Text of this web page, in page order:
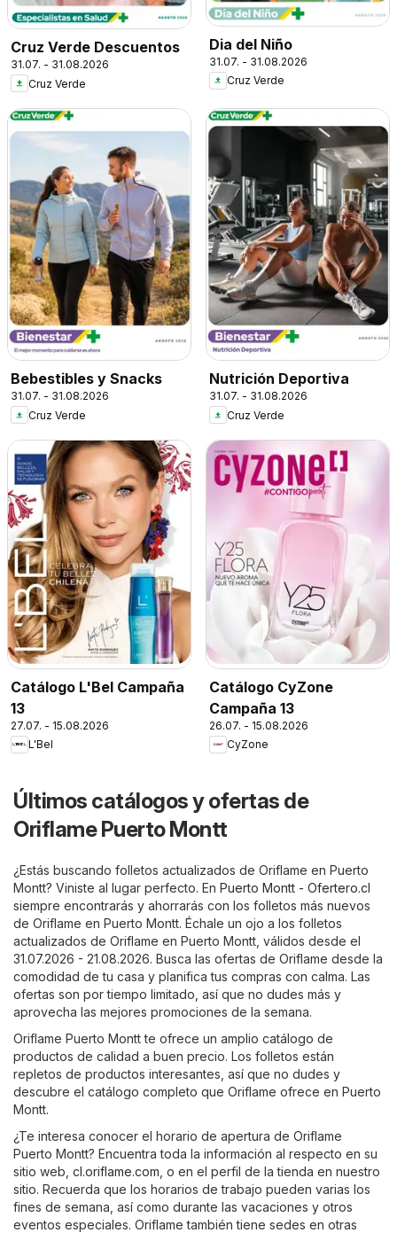
Cruz Verde Descuentos
31.07. - 31.08.2026
Cruz Verde
Dia del Niño
31.07. - 31.08.2026
Cruz Verde
Bebestibles y Snacks
31.07. - 31.08.2026
Cruz Verde
Nutrición Deportiva
31.07. - 31.08.2026
Cruz Verde
Catálogo L'Bel Campaña
13
27.07. - 15.08.2026
L'Bel
Catálogo CyZone
Campaña 13
26.07. - 15.08.2026
CyZone
Últimos catálogos y ofertas de
Oriflame Puerto Montt
¿Estás buscando folletos actualizados de Oriflame en Puerto
Montt? Viniste al lugar perfecto. En Puerto Montt - Ofertero.cl
siempre encontrarás y ahorrarás con los folletos más nuevos
de Oriflame en Puerto Montt. Échale un ojo a los folletos
actualizados de Oriflame en Puerto Montt, válidos desde el
31.07.2026 - 21.08.2026. Busca las ofertas de Oriflame desde la
comodidad de tu casa y planifica tus compras con calma. Las
ofertas son por tiempo limitado, así que no dudes más y
aprovecha las mejores promociones de la semana.
Oriflame Puerto Montt te ofrece un amplio catálogo de
productos de calidad a buen precio. Los folletos están
repletos de productos interesantes, así que no dudes y
descubre el catálogo completo que Oriflame ofrece en Puerto
Montt.
¿Te interesa conocer el horario de apertura de Oriflame
Puerto Montt? Encuentra toda la información al respecto en su
sitio web, cl.oriflame.com , o en el perfil de la tienda en nuestro
sitio. Recuerda que los horarios de trabajo pueden varias los
fines de semana, así como durante las vacaciones y otros
eventos especiales. Oriflame también tiene sedes en otras